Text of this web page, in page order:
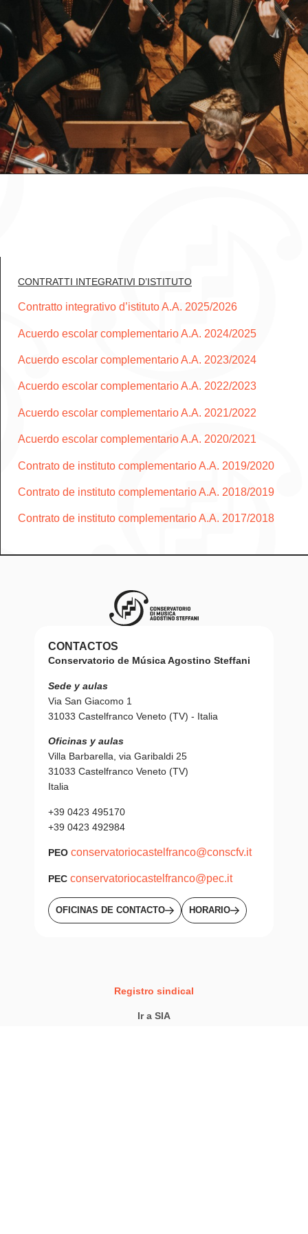
CONTRATTI INTEGRATIVI D’ISTITUTO
Contratto integrativo d’istituto A.A. 2025/2026
Acuerdo escolar complementario A.A. 2024/2025
Acuerdo escolar complementario A.A. 2023/2024
Acuerdo escolar complementario A.A. 2022/2023
Acuerdo escolar complementario A.A. 2021/2022
Acuerdo escolar complementario A.A. 2020/2021
Contrato de instituto complementario A.A. 2019/2020
Contrato de instituto complementario A.A. 2018/2019
Contrato de instituto complementario A.A. 2017/2018
CONTACTOS
Conservatorio de Música Agostino Steffani
Sede y aulas
Via San Giacomo 1
31033 Castelfranco Veneto (TV) - Italia
Oficinas y aulas
Villa Barbarella, via Garibaldi 25
31033 Castelfranco Veneto (TV)
Italia
+39 0423 495170
+39 0423 492984
PEO conservatoriocastelfranco@conscfv.it
PEC conservatoriocastelfranco@pec.it
OFICINAS DE CONTACTO HORARIO
Registro sindical
Ir a SIA